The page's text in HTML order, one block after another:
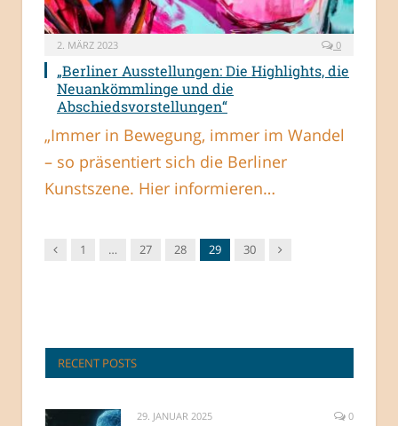
2. MÄRZ 2023 0
„Berliner Ausstellungen: Die Highlights, die
Neuankömmlinge und die
Abschiedsvorstellungen“
„Immer in Bewegung, immer im Wandel
– so präsentiert sich die Berliner
Kunstszene. Hier informieren…
Vorgänger
1 … 27 28 29 30 Nachfolger
RECENT POSTS
29. JANUAR 2025 0